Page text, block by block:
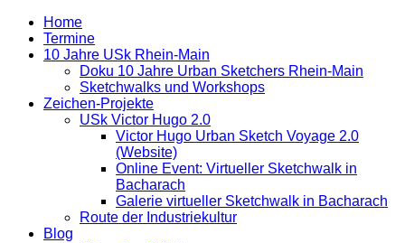
Home
Termine
10 Jahre USk Rhein-Main
Doku 10 Jahre Urban Sketchers Rhein-Main
Sketchwalks und Workshops
Zeichen-Projekte
USk Victor Hugo 2.0
Victor Hugo Urban Sketch Voyage 2.0
(Website)
Online Event: Virtueller Sketchwalk in
Bacharach
Galerie virtueller Sketchwalk in Bacharach
Route der Industriekultur
Blog